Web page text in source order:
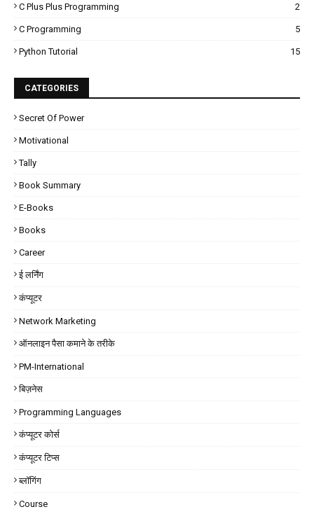
C Plus Plus Programming 2
C Programming 5
Python Tutorial 15
CATEGORIES
Secret Of Power
Motivational
Tally
Book Summary
E-Books
Books
Career
ई लर्निंग
कंप्यूटर
Network Marketing
ऑनलाइन पैसा कमाने के तरीके
PM-International
बिज़नेस
Programming Languages
कंप्यूटर कोर्स
कंप्यूटर टिप्स
ब्लॉगिंग
Course